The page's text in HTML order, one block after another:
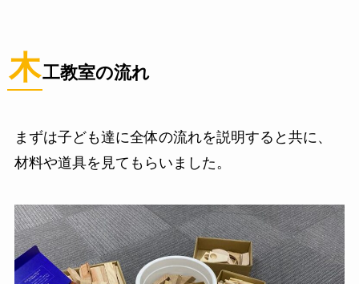
木工教室の流れ
まずは子ども達に全体の流れを説明すると共に、
材料や道具を見てもらいました。